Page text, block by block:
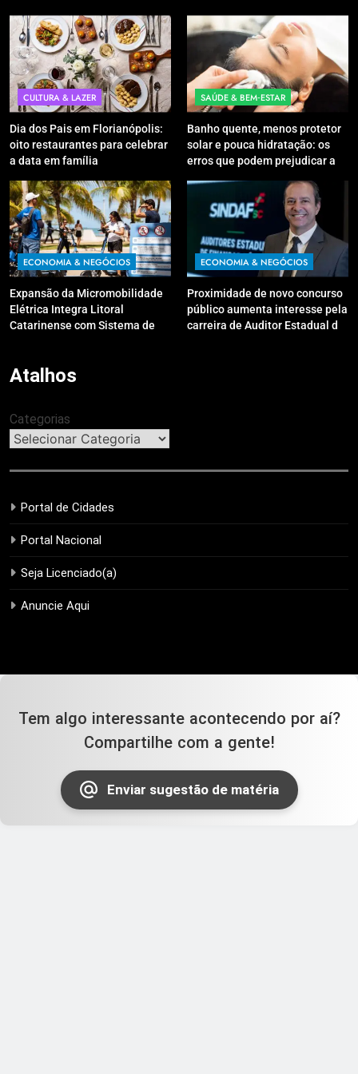
CULTURA & LAZER
Dia dos Pais em Florianópolis:
oito restaurantes para celebrar
a data em família
SAÚDE & BEM‑ESTAR
Banho quente, menos protetor
solar e pouca hidratação: os
erros que podem prejudicar a
ECONOMIA & NEGÓCIOS
Expansão da Micromobilidade
Elétrica Integra Litoral
Catarinense com Sistema de
ECONOMIA & NEGÓCIOS
Proximidade de novo concurso
público aumenta interesse pela
carreira de Auditor Estadual de
Atalhos
Categorias
Portal de Cidades
Portal Nacional
Seja Licenciado(a)
Anuncie Aqui
Tem algo interessante acontecendo por aí?
Compartilhe com a gente!
Enviar sugestão de matéria